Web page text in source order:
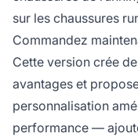
sur les chaussures
Commandez
Cette version crée
avantages et
personnalisation
performance —